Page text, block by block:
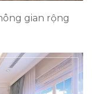
gian rộng